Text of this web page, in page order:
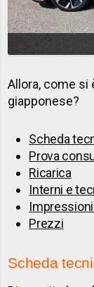
Allora, come si
giapponese?
Scheda
Prova
Ricarica
Interni e
Prezzi
Scheda